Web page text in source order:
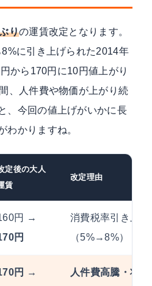
りの運賃改定となります。
に引き上げられた2014年
から170円に10円値上がり
、人件費や物価が上がり続
、今回の値上げがいかに長
わかりますね。
定後の大人
賃
改定理由
円 →
円
消費税率引き上げ
（5%→8%）
円 →
人件費高騰・将